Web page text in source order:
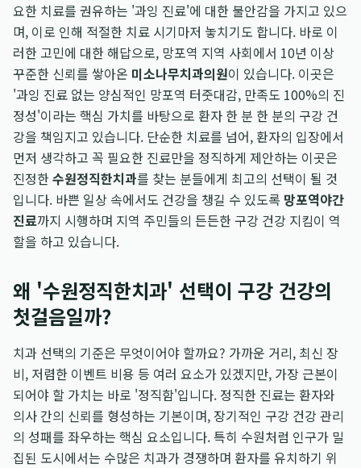
요한 치료를 권유하는 '과잉 진료'에 대한 불안감을 가지고 있으
며, 이로 인해 적절한 치료 시기마저 놓치기도 합니다. 바로 이
러한 고민에 대한 해답으로, 망포역 지역 사회에서 10년 이상
꾸준한 신뢰를 쌓아온 미소나무치과의원이 있습니다. 이곳은
'과잉 진료 없는 양심적인 망포역 터줏대감, 만족도 100%의 진
정성'이라는 핵심 가치를 바탕으로 환자 한 분 한 분의 구강 건
강을 책임지고 있습니다. 단순한 치료를 넘어, 환자의 입장에서
먼저 생각하고 꼭 필요한 진료만을 정직하게 제안하는 이곳은
진정한수원정직한치과를 찾는 분들에게 최고의 선택이 될 것
입니다. 바쁜 일상 속에서도 건강을 챙길 수 있도록 망포역야간
진료까지 시행하며 지역 주민들의 든든한 구강 건강 지킴이 역
할을 하고 있습니다.
왜 '수원정직한치과' 선택이 구강 건강의
첫걸음일까?
치과 선택의 기준은 무엇이어야 할까요? 가까운 거리, 최신 장
비, 저렴한 이벤트 비용 등 여러 요소가 있겠지만, 가장 근본이
되어야 할 가치는 바로 '정직함'입니다. 정직한 진료는 환자와
의사 간의 신뢰를 형성하는 기본이며, 장기적인 구강 건강 관리
의 성패를 좌우하는 핵심 요소입니다. 특히 수원처럼 인구가 밀
집된 도시에서는 수많은 치과가 경쟁하며 환자를 유치하기 위